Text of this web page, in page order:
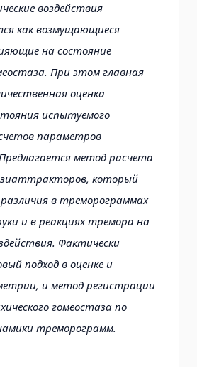
воздействия
как возмущающиеся
на состояние
При этом главная
оценка
испытуемого
параметров
метод расчета
который
в треморограммах
и в реакциях тремора на
Фактически
подход в оценке и
и метод регистрации
гомеостаза по
треморограмм.